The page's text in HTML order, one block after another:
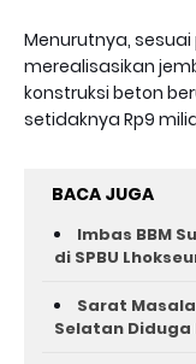
Menurutnya,
merealisasikan
konstruksi beton
setidaknya Rp9
BACA JUGA
Imbas BBM
di SPBU
Sarat
Selatan Diduga